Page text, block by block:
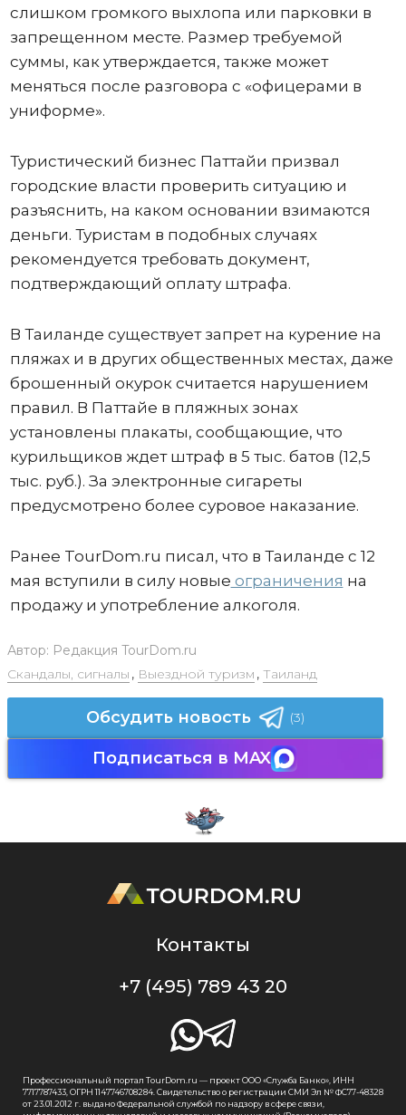
слишком громкого выхлопа или парковки в
запрещенном месте. Размер требуемой
суммы, как утверждается, также может
меняться после разговора с «офицерами в
униформе».
Туристический бизнес Паттайи призвал
городские власти проверить ситуацию и
разъяснить, на каком основании взимаются
деньги. Туристам в подобных случаях
рекомендуется требовать документ,
подтверждающий оплату штрафа.
В Таиланде существует запрет на курение на
пляжах и в других общественных местах, даже
брошенный окурок считается нарушением
правил. В Паттайе в пляжных зонах
установлены плакаты, сообщающие, что
курильщиков ждет штраф в 5 тыс. батов (12,5
тыс. руб.). За электронные сигареты
предусмотрено более суровое наказание.
Ранее TourDom.ru писал, что в Таиланде с 12
мая вступили в силу новые ограничения на
продажу и употребление алкоголя.
Автор: Редакция TourDom.ru
Скандалы, сигналы , Выездной туризм , Таиланд
Обсудить новость (3)
Подписаться в MAX
Контакты
+7 (495) 789 43 20
Профессиональный портал TourDom.ru — проект ООО «Служба Банко», ИНН
7717787433, ОГРН 1147746708284. Свидетельство о регистрации СМИ Эл № ФС77-48328
от 23.01.2012 г. выдано Федеральной службой по надзору в сфере связи,